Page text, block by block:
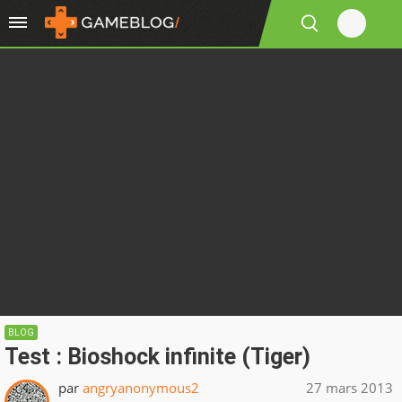
BLOG
Test : Bioshock infinite (Tiger)
par angryanonymous2 27 mars 2013